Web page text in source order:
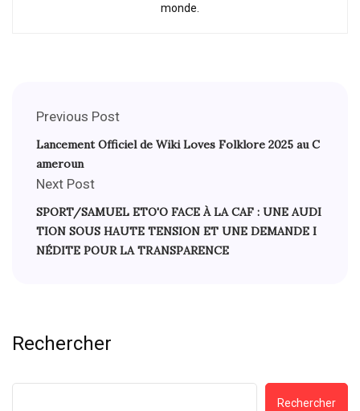
monde.
Previous Post
Lancement Officiel de Wiki Loves Folklore 2025 au C
ameroun
Next Post
SPORT/SAMUEL ETO'O FACE À LA CAF : UNE AUDI
TION SOUS HAUTE TENSION ET UNE DEMANDE I
NÉDITE POUR LA TRANSPARENCE
Rechercher
Rechercher